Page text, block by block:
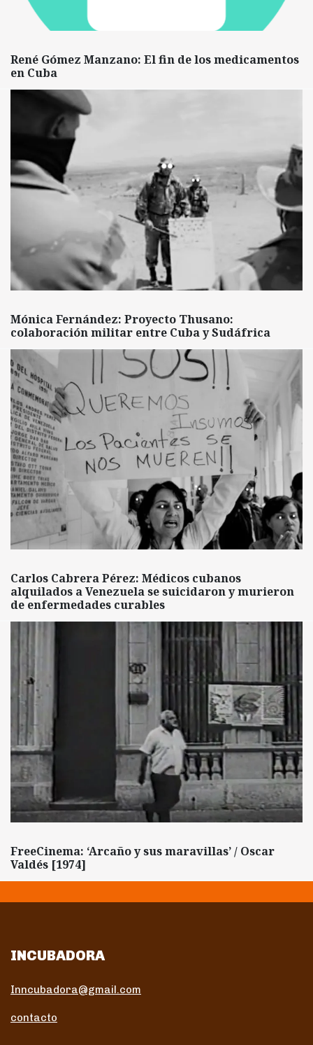
René Gómez Manzano: El fin de los medicamentos
en Cuba
Mónica Fernández: Proyecto Thusano:
colaboración militar entre Cuba y Sudáfrica
Carlos Cabrera Pérez: Médicos cubanos
alquilados a Venezuela se suicidaron y murieron
de enfermedades curables
FreeCinema: ‘Arcaño y sus maravillas’ / Oscar
Valdés [1974]
INCUBADORA
Inncubadora@gmail.com
contacto